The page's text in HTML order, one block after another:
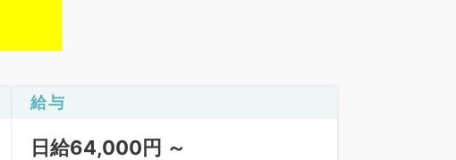
給与
日給64,000円 ～